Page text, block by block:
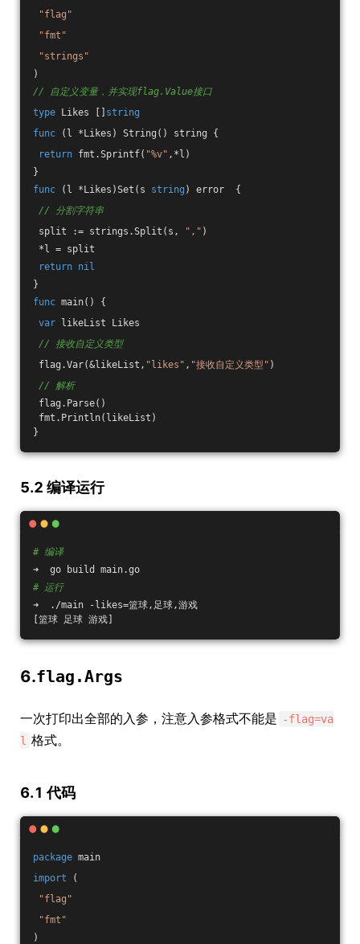
"flag"
"fmt"
"strings"
)
// 自定义变量，并实现flag.Value接口
type Likes [] string
func
(l *Likes) String () string {
return fmt.Sprintf( "%v" ,*l)
}
func
(l *Likes)Set (s string ) error {
// 分割字符串
split := strings.Split(s,
"," )
*l = split
return nil
}
func main()
{
var likeList Likes
// 接收自定义类型
flag.Var(&likeList, "likes" , "接收自定义类型" )
// 解析
flag.Parse()
fmt.Println(likeList)
}
5.2 编译运行
# 编译
➜  go build main.go
# 运行
➜  ./main -likes=篮球,足球,游戏
[篮球 足球 游戏]
6.flag.Args
一次打印出全部的入参，注意入参格式不能是 -flag=va
l 格式。
6.1 代码
package main
import (
"flag"
"fmt"
)